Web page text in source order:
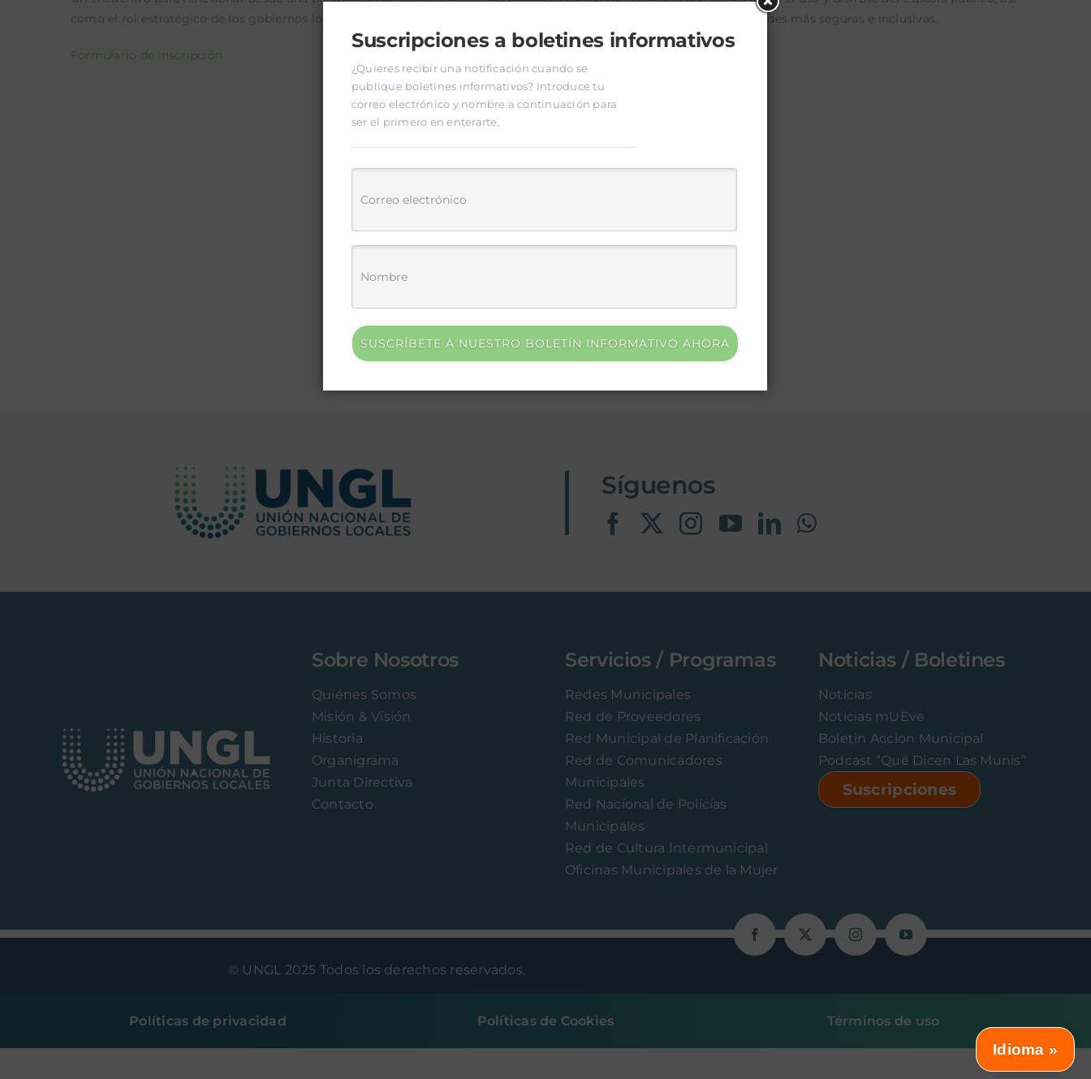
como el rol estratégico de los gobiernos locales en la planificación, la gobernanza territorial y la construcción de ciudades más seguras e inclusivas.
Formulario de inscripción
Scan QR Code
Síguenos
Sobre Nosotros
Quiénes Somos
Misión & Visión
Historia
Organigrama
Junta Directiva
Contacto
Servicios / Programas
Redes Municipales
Red de Proveedores
Red Municipal de Planificación
Red de Comunicadores
Municipales
Red Nacional de Policías
Municipales
Red de Cultura Intermunicipal
Oficinas Municipales de la Mujer
Noticias / Boletines
Noticias
Noticias mUEve
Boletin Accion Municipal
Podcast “Qué Dicen Las Munis”
Suscripciones
© UNGL 2025 Todos los derechos reservados.
Políticas de privacidad Políticas de Cookies Términos de uso
Idioma »
Suscripciones a boletines informativos
¿Quieres recibir una notificación cuando se
publique boletines informativos? Introduce tu
correo electrónico y nombre a continuación para
ser el primero en enterarte.
SUSCRÍBETE A NUESTRO BOLETÍN INFORMATIVO AHORA